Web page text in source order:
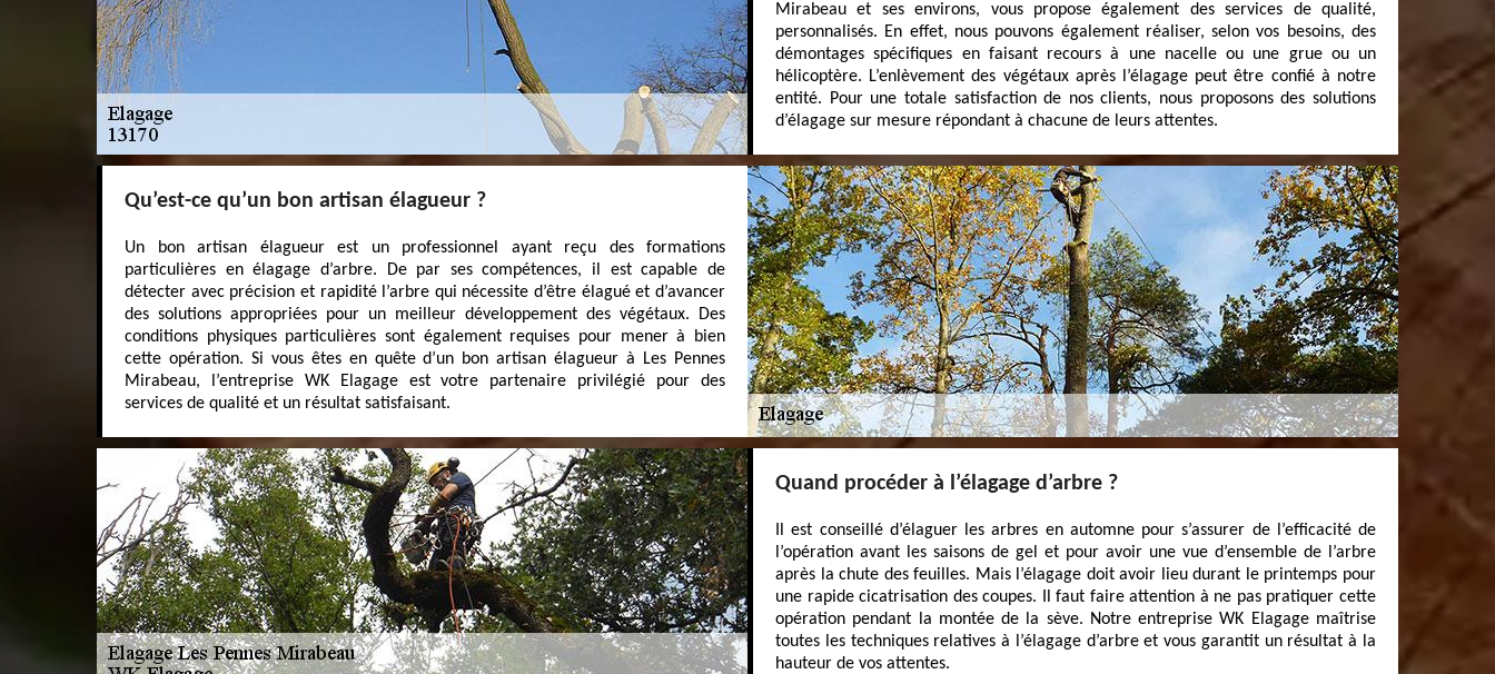
Mirabeau et ses environs, vous propose également des services de qualité,
personnalisés. En effet, nous pouvons également réaliser, selon vos besoins, des
démontages spécifiques en faisant recours à une nacelle ou une grue ou un
hélicoptère. L’enlèvement des végétaux après l’élagage peut être confié à notre
entité. Pour une totale satisfaction de nos clients, nous proposons des solutions
d’élagage sur mesure répondant à chacune de leurs attentes.
Qu’est-ce qu’un bon artisan élagueur ?
Un bon artisan élagueur est un professionnel ayant reçu des formations
particulières en élagage d’arbre. De par ses compétences, il est capable de
détecter avec précision et rapidité l’arbre qui nécessite d’être élagué et d’avancer
des solutions appropriées pour un meilleur développement des végétaux. Des
conditions physiques particulières sont également requises pour mener à bien
cette opération. Si vous êtes en quête d’un bon artisan élagueur à Les Pennes
Mirabeau, l’entreprise WK Elagage est votre partenaire privilégié pour des
services de qualité et un résultat satisfaisant.
Quand procéder à l’élagage d’arbre ?
Il est conseillé d’élaguer les arbres en automne pour s’assurer de l’efficacité de
l’opération avant les saisons de gel et pour avoir une vue d’ensemble de l’arbre
après la chute des feuilles. Mais l’élagage doit avoir lieu durant le printemps pour
une rapide cicatrisation des coupes. Il faut faire attention à ne pas pratiquer cette
opération pendant la montée de la sève. Notre entreprise WK Elagage maîtrise
toutes les techniques relatives à l’élagage d’arbre et vous garantit un résultat à la
hauteur de vos attentes.